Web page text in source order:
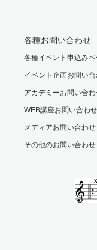
各種お問い合わせ
各種イベント申込みペ
イベント企画お問い
アカデミーお問い合
WEB講座お問い合わせ
メディアお問い合わせ
その他のお問い合わせ